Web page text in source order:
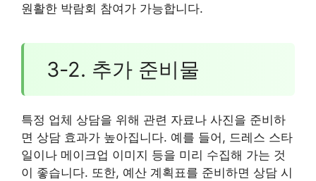
원활한 박람회 참여가 가능합니다.
3-2. 추가 준비물
특정 업체 상담을 위해 관련 자료나 사진을 준비하
면 상담 효과가 높아집니다. 예를 들어, 드레스 스타
일이나 메이크업 이미지 등을 미리 수집해 가는 것
이 좋습니다. 또한, 예산 계획표를 준비하면 상담 시